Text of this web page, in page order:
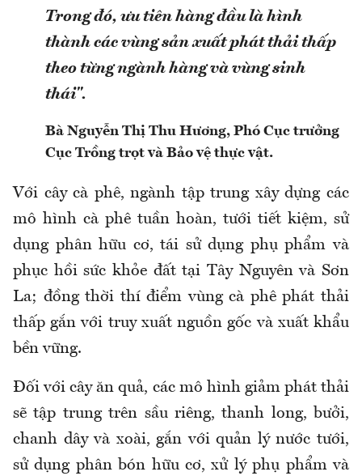
Trong đó, ưu tiên hàng đầu là hình
thành các vùng sản xuất phát thải thấp
theo từng ngành hàng và vùng sinh
thái".
Bà Nguyễn Thị Thu Hương, Phó Cục trưởng
Cục Trồng trọt và Bảo vệ thực vật.
Với cây cà phê, ngành tập trung xây dựng các
mô hình cà phê tuần hoàn, tưới tiết kiệm, sử
dụng phân hữu cơ, tái sử dụng phụ phẩm và
phục hồi sức khỏe đất tại Tây Nguyên và Sơn
La; đồng thời thí điểm vùng cà phê phát thải
thấp gắn với truy xuất nguồn gốc và xuất khẩu
bền vững.
Đối với cây ăn quả, các mô hình giảm phát thải
sẽ tập trung trên sầu riêng, thanh long, bưởi,
chanh dây và xoài, gắn với quản lý nước tưới,
sử dụng phân bón hữu cơ, xử lý phụ phẩm và